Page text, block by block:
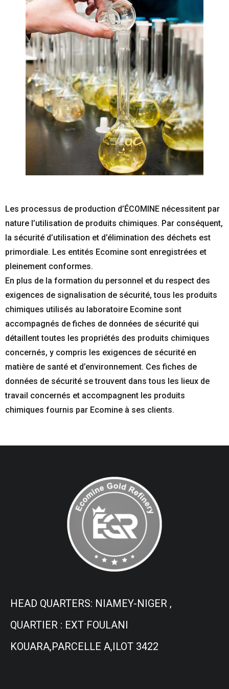
Les processus de production d’ÉCOMINE nécessitent par
nature l’utilisation de produits chimiques. Par conséquent,
la sécurité d’utilisation et d’élimination des déchets est
primordiale. Les entités Ecomine sont enregistrées et
pleinement conformes.
En plus de la formation du personnel et du respect des
exigences de signalisation de sécurité, tous les produits
chimiques utilisés au laboratoire Ecomine sont
accompagnés de fiches de données de sécurité qui
détaillent toutes les propriétés des produits chimiques
concernés, y compris les exigences de sécurité en
matière de santé et d’environnement. Ces fiches de
données de sécurité se trouvent dans tous les lieux de
travail concernés et accompagnent les produits
chimiques fournis par Ecomine à ses clients.
HEAD QUARTERS: NIAMEY-NIGER ,
QUARTIER : EXT FOULANI
KOUARA,PARCELLE A,ILOT 3422